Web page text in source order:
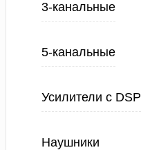
3-канальные
5-канальные
Усилители с DSP
Наушники